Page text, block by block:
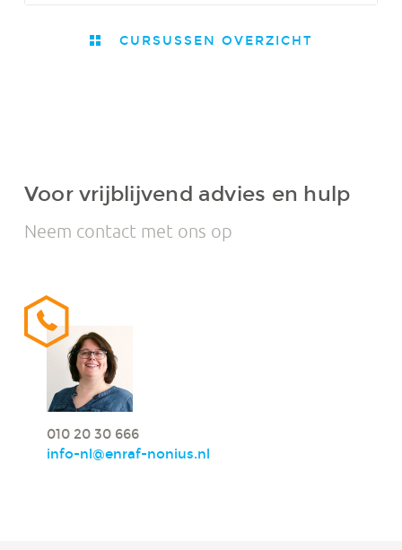
CURSUSSEN OVERZICHT
Voor vrijblijvend advies en hulp
Neem contact met ons op
010 20 30 666
info-nl@enraf-nonius.nl